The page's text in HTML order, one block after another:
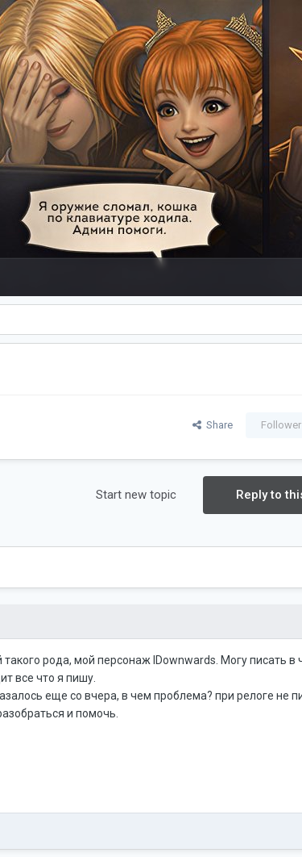
Share
Reply to
Start new topic
рода, мой персонаж lDownwards. Могу писать в
все что я пишу.
еще со вчера, в чем проблема? при релоге не
и помочь.